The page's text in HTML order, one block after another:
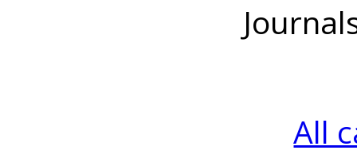
All